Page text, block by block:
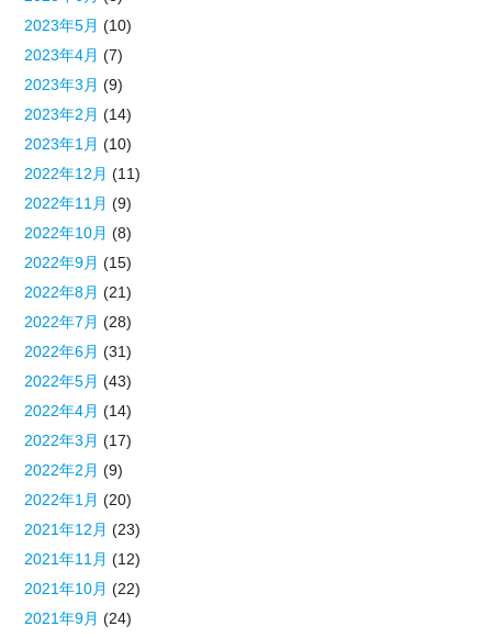
2023年5月 (10)
2023年4月 (7)
2023年3月 (9)
2023年2月 (14)
2023年1月 (10)
2022年12月 (11)
2022年11月 (9)
2022年10月 (8)
2022年9月 (15)
2022年8月 (21)
2022年7月 (28)
2022年6月 (31)
2022年5月 (43)
2022年4月 (14)
2022年3月 (17)
2022年2月 (9)
2022年1月 (20)
2021年12月 (23)
2021年11月 (12)
2021年10月 (22)
2021年9月 (24)